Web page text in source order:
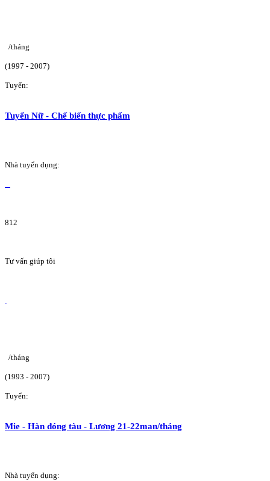
/tháng
(1997 - 2007)
Tuyển:
Tuyển Nữ - Chế biến thực phẩm
Nhà tuyển dụng:
812
Tư vấn giúp tôi
/tháng
(1993 - 2007)
Tuyển:
Mie - Hàn đóng tàu - Lương 21-22man/tháng
Nhà tuyển dụng: